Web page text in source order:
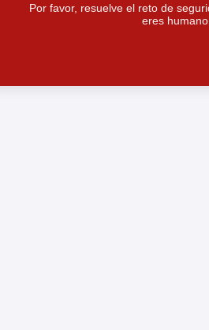
Por favor, resuelve el reto de
eres humano.